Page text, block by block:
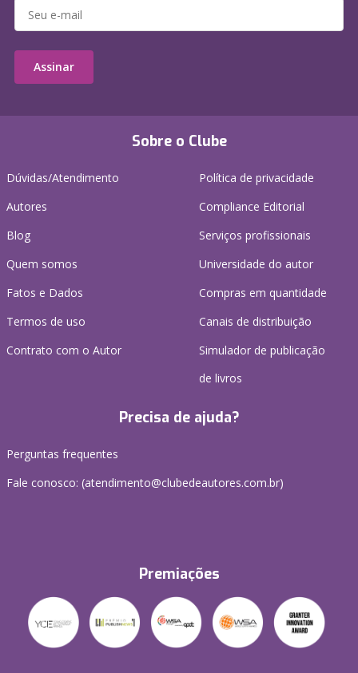
Sobre o Clube
Dúvidas/Atendimento
Autores
Blog
Quem somos
Fatos e Dados
Termos de uso
Contrato com o Autor
Política de privacidade
Compliance Editorial
Serviços profissionais
Universidade do autor
Compras em quantidade
Canais de distribuição
Simulador de publicação
de livros
Precisa de ajuda?
Perguntas frequentes
Fale conosco: (atendimento@clubedeautores.com.br)
Premiações
Assinar